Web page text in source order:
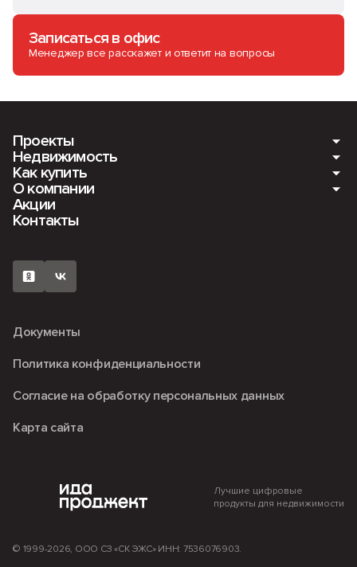
Записаться в офис
Менеджер все расскажет и ответит на вопросы
Проекты
Мкр. Романовский. Ещё 4 дома
ПАНАМАСИТИ
ЖК «Fors» (ФОРС)
Недвижимость
Квартиры
Машино-места
Коммерция
Как купить
Ипотека
Наличный расчет
О компании
О компании
Новости
Акции
Контакты
Документы
Политика конфиденциальности
Согласие на обработку персональных данных
Карта сайта
Лучшие цифровые
продукты для недвижимости
© 1999-2026, ООО СЗ «СК ЭЖС» ИНН: 7536076903.